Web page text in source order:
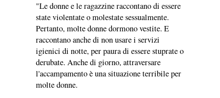
"Le donne e le ragazzine raccontano di essere
state violentate o molestate sessualmente.
Pertanto, molte donne dormono vestite. E
raccontano anche di non usare i servizi
igienici di notte, per paura di essere stuprate o
derubate. Anche di giorno, attraversare
l'accampamento è una situazione terribile per
molte donne.